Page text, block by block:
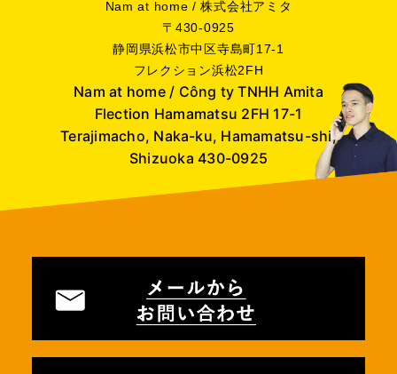
Nam at home / 株式会社アミタ
〒430-0925
静岡県浜松市中区寺島町17-1
フレクション浜松2FH
Nam at home / Công ty TNHH Amita
Flection Hamamatsu 2FH 17-1
Terajimacho, Naka-ku, Hamamatsu-shi,
Shizuoka 430-0925